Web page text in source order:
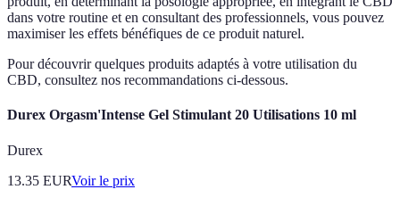
dans votre routine et en consultant des professionnels, vous pouvez
maximiser les effets bénéfiques de ce produit naturel.
Pour découvrir quelques produits adaptés à votre utilisation du
CBD, consultez nos recommandations ci-dessous.
Durex Orgasm'Intense Gel Stimulant 20 Utilisations 10 ml
Durex
13.35 EURVoir le prix